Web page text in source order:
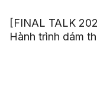
[FINAL TALK
Hành trình dám